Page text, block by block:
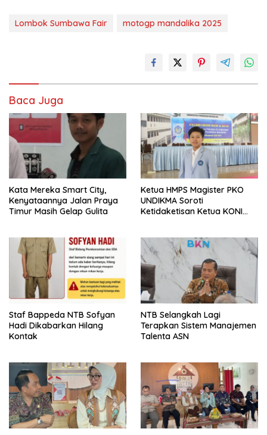
Lombok Sumbawa Fair motogp mandalika 2025
Baca Juga
Kata Mereka Smart City,
Kenyataannya Jalan Praya
Timur Masih Gelap Gulita
Ketua HMPS Magister PKO
UNDIKMA Soroti
Ketidaketisan Ketua KONI
Arena Kepentingan Sesaat
Staf Bappeda NTB Sofyan
Hadi Dikabarkan Hilang
Kontak
NTB Selangkah Lagi
Terapkan Sistem Manajemen
Talenta ASN